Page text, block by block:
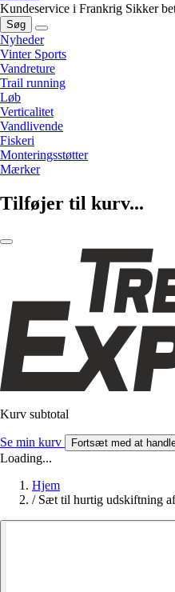
Kundeservice i Frankrig Sikker
Søg
Nyheder
Vinter Sports
Vandreture
Trail running
Løb
Verticalitet
Vandlivende
Fiskeri
Monteringsstøtter
Mærker
Tilføjer til kurv...
Kurv subtotal
Se min kurv Fortsæt med at
Loading...
Hjem
/ Sæt til hurtig udskiftning